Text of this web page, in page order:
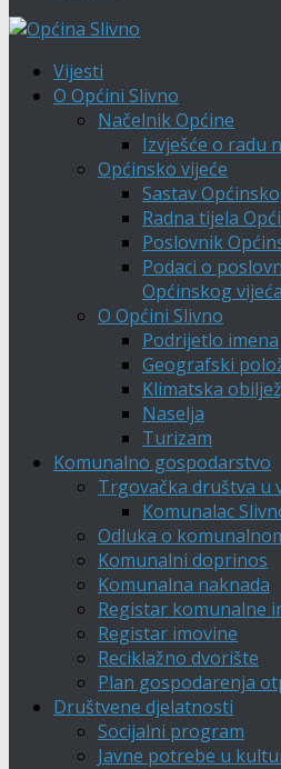
Vijesti
O Općini Slivno
Načelnik Općine
Izvješće o radu
Općinsko vijeće
Sastav
Radna tijela
Poslovnik
Podaci o
Općinskog
O Općini Slivno
Podrijetlo imena
Geografski
Klimatska
Naselja
Turizam
Komunalno gospodarstvo
Trgovačka društva u
Komunalac
Odluka o
Komunalni doprinos
Komunalna naknada
Registar komunalne
Registar imovine
Reciklažno dvorište
Plan gospodarenja
Društvene djelatnosti
Socijalni program
Javne potrebe u